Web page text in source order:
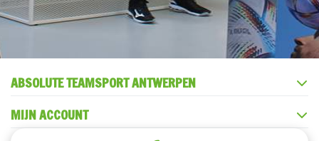
ABSOLUTE TEAMSPORT ANTWERPEN
MIJN ACCOUNT